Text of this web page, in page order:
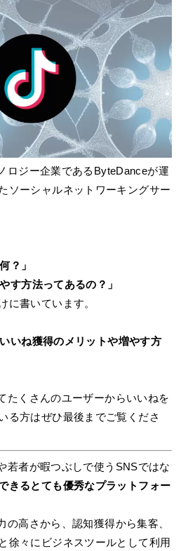
ロジー企業であるByteDanceが運
ソーシャルネットワーキングサー
？」
す方法ってあるの？」
に書いています。
いね獲得のメリットや増やす方
たくさんのユーザーからいいねを
る方はぜひ最後までご覧くださ
若者が暇つぶしで使うSNSではな
きるとても優秀なプラットフォー
の高さから、認知獲得から集客、
徐々にビジネスツールとして利用